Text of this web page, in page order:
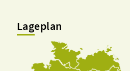
Lageplan